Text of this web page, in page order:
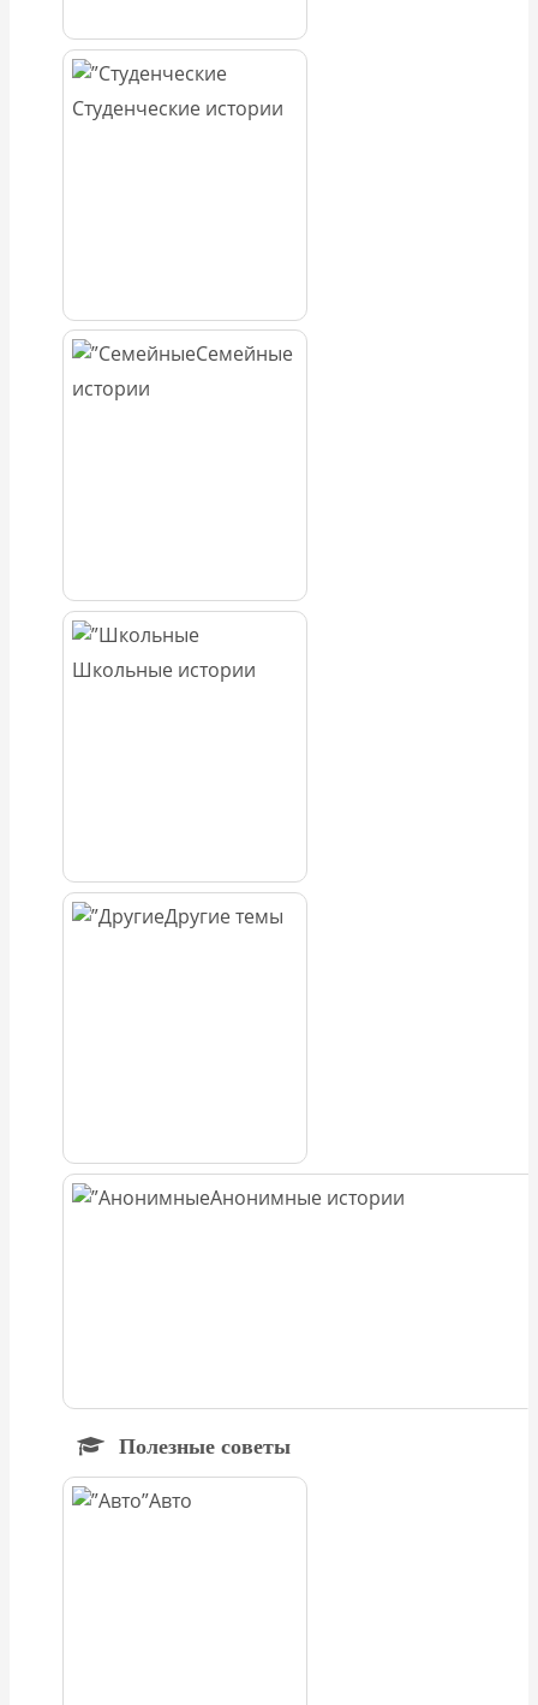
Студенческие истории
Семейные
истории
Школьные истории
Другие темы
Анонимные истории
Полезные советы
Авто